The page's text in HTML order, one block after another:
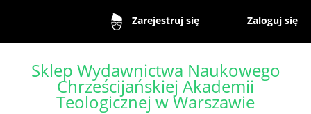
Zarejestruj się Zaloguj się
Sklep Wydawnictwa Naukowego
Chrześcijańskiej Akademii
Teologicznej w Warszawie